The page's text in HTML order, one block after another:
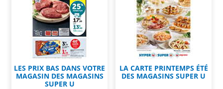
LES PRIX BAS DANS VOTRE
MAGASIN DES MAGASINS
SUPER U
LA CARTE PRINTEMPS ÉTÉ
DES MAGASINS SUPER U